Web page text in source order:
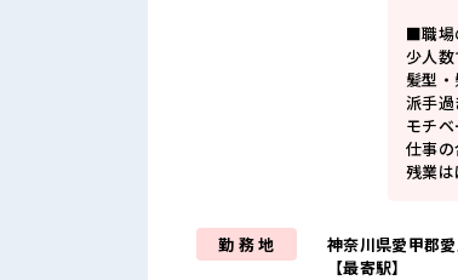
■職場
少人
髪型
派手過
モチベ
仕事
残業は
勤 務 地
神奈川県愛甲郡
【最寄駅】